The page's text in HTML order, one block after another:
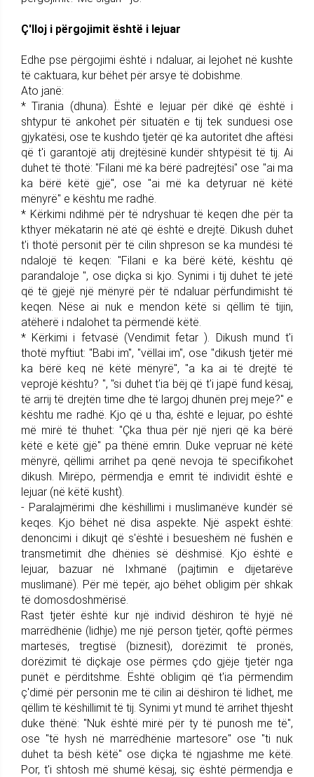
Ç'lloj i përgojimit është i lejuar
Edhe pse përgojimi është i ndaluar, ai lejohet në kushte
të caktuara, kur bëhet për arsye të dobishme.
Ato janë:
* Tirania (dhuna). Është e lejuar për dikë që është i
shtypur të ankohet për situatën e tij tek sunduesi ose
gjykatësi, ose te kushdo tjetër që ka autoritet dhe aftësi
që t'i garantojë atij drejtësinë kundër shtypësit të tij. Ai
duhet të thotë: "Filani më ka bërë padrejtësi" ose "ai ma
ka bërë këtë gjë", ose "ai më ka detyruar në këtë
mënyrë" e kështu me radhë.
* Kërkimi ndihmë për të ndryshuar të keqen dhe për ta
kthyer mëkatarin në atë që është e drejtë. Dikush duhet
t'i thotë personit për të cilin shpreson se ka mundësi të
ndalojë të keqen: "Filani e ka bërë këtë, kështu që
parandaloje ", ose diçka si kjo. Synimi i tij duhet të jetë
që të gjejë një mënyrë për të ndaluar përfundimisht të
keqen. Nëse ai nuk e mendon këtë si qëllim të tijin,
atëherë i ndalohet ta përmendë këtë.
* Kërkimi i fetvasë (Vendimit fetar ). Dikush mund t'i
thotë myftiut: "Babi im", "vëllai im", ose "dikush tjetër më
ka bërë keq në këtë mënyrë", "a ka ai të drejtë të
veprojë kështu? ", "si duhet t'ia bëj që t'i japë fund kësaj,
të arrij të drejtën time dhe të largoj dhunën prej meje?" e
kështu me radhë. Kjo që u tha, është e lejuar, po është
më mirë të thuhet: "Çka thua për një njeri që ka bërë
këtë e këtë gjë" pa thënë emrin. Duke vepruar në këtë
mënyrë, qëllimi arrihet pa qenë nevoja të specifikohet
dikush. Mirëpo, përmendja e emrit të individit është e
lejuar (në këtë kusht).
- Paralajmërimi dhe këshillimi i muslimanëve kundër së
keqes. Kjo bëhet në disa aspekte. Një aspekt është:
denoncimi i dikujt që s'është i besueshëm në fushën e
transmetimit dhe dhënies së dëshmisë. Kjo është e
lejuar, bazuar në Ixhmanë (pajtimin e dijetarëve
muslimanë). Për më tepër, ajo bëhet obligim për shkak
të domosdoshmërisë.
Rast tjetër është kur një individ dëshiron të hyjë në
marrëdhënie (lidhje) me një person tjetër, qoftë përmes
martesës, tregtisë (biznesit), dorëzimit të pronës,
dorëzimit të diçkaje ose përmes çdo gjëje tjetër nga
punët e përditshme. Është obligim që t'ia përmendim
ç'dimë për personin me të cilin ai dëshiron të lidhet, me
qëllim të këshillimit të tij. Synimi yt mund të arrihet thjesht
duke thënë: "Nuk është mirë për ty të punosh me të",
ose "të hysh në marrëdhënie martesore" ose "ti nuk
duhet ta bësh këtë" ose diçka të ngjashme me këtë.
Por, t'i shtosh më shumë kësaj, siç është përmendja e